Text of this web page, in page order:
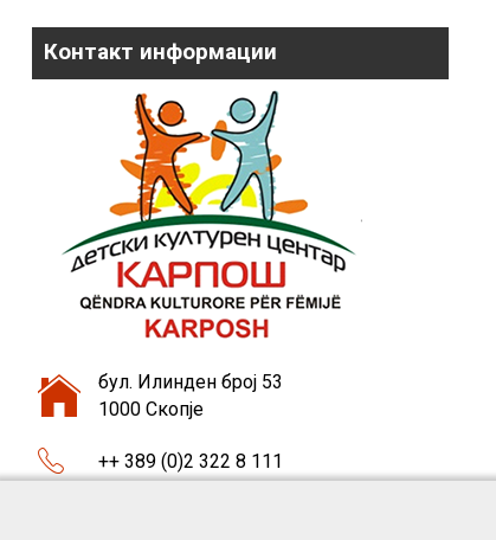
Контакт информации
бул. Илинден број 53
1000 Скопје
++ 389 (0)2 322 8 111